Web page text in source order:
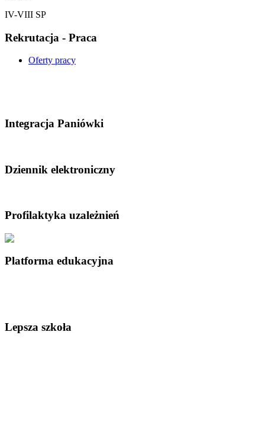
IV-VIII SP
Rekrutacja - Praca
Oferty pracy
Integracja Paniówki
Dziennik elektroniczny
Profilaktyka uzależnień
Platforma edukacyjna
Lepsza szkoła